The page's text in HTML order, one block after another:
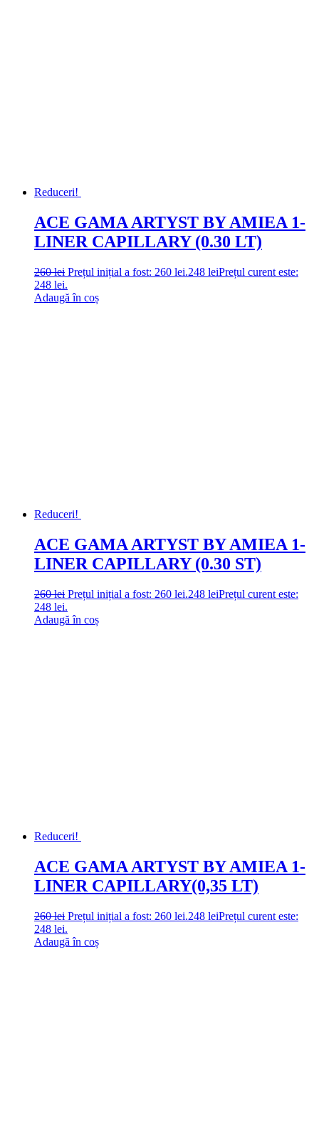
Reduceri!
ACE GAMA ARTYST BY AMIEA 1-
LINER CAPILLARY (0.30 LT)
260lei Prețul inițial a fost: 260 lei.248 leiPrețul curent este:
248 lei.
Adaugă în coș
Reduceri!
ACE GAMA ARTYST BY AMIEA 1-
LINER CAPILLARY (0.30 ST)
260lei Prețul inițial a fost: 260 lei.248 leiPrețul curent este:
248 lei.
Adaugă în coș
Reduceri!
ACE GAMA ARTYST BY AMIEA 1-
LINER CAPILLARY(0,35 LT)
260lei Prețul inițial a fost: 260 lei.248 leiPrețul curent este:
248 lei.
Adaugă în coș